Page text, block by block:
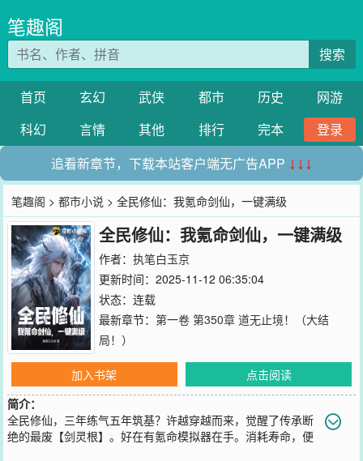
笔趣阁
搜索
首页 玄幻 武侠 都市 历史
网游
科幻
言情 其他 排行 完本
登录
追看新章节，下载本站客户端无广告APP ↓↓↓
笔趣阁 >都市小说 > 全民修仙：我氪命剑仙，一键满级
全民修仙：我氪命剑仙，一键满级
作者： 执笔白玉京
更新时间：2025-11-12 06:35:04
状态：连载
最新章节： 第一卷 第350章 道无止境！（大结
局！）
加入书架
点击阅读
简介：
全民修仙，三年练气五年筑基？许越穿越而来，觉醒了传承断
绝的最废【剑灵根】。好在有氪命模拟器在手。消耗寿命，便